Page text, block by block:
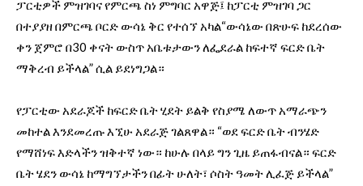
ፓርቲዎች ምዝገባና የምርጫ ስነ ምግባር አዋጅ፤ ከፓርቲ ምዝገባ ጋር
በተያያዘ በምርጫ ቦርድ ውሳኔ ቅር የተሰኘ አካል“ውሳኔው በጽሁፍ ከደረሰው
ቀን ጀምሮ በ30 ቀናት ውስጥ አቤቱታውን ለፌደራል ከፍተኛ ፍርድ ቤት
ማቅረብ ይችላል” ሲል ይደነግጋል።
የፓርቲው አደራጆች ከፍርድ ቤት ሂደት ይልቅ የስያሜ ለውጥ አማራጭን
መከተል እንደመረጡ እኚሁ አደራጅ ገልጸዋል። “ወደ ፍርድ ቤት ብንሄድ
የማሸነፍ እድላችን ዝቅተኛ ነው። ከሁሉ በላይ ግን ጊዜ ይጠፋብናል። ፍርድ
ቤት ሄደን ውሳኔ ከማግኘታችን በፊት ሁለት፣ ሶስት ዓመት ሊፈጅ ይችላል”